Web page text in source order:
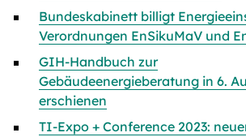
Bundeskabinett billigt
Verordnungen EnSikuMaV und
GIH-Handbuch zur
Gebäudeenergieberatung in 6.
erschienen
TI-Expo + Conference 2023: